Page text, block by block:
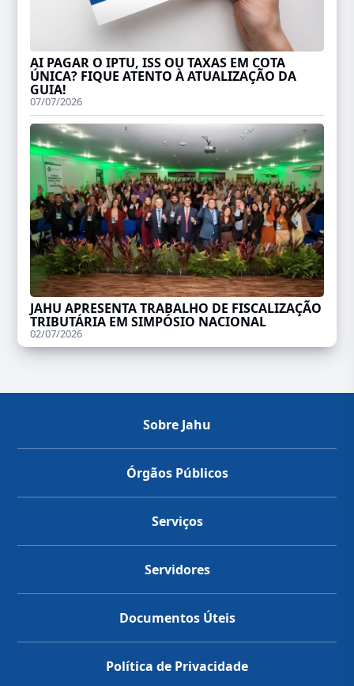
AI PAGAR O IPTU, ISS OU TAXAS EM COTA
ÚNICA? FIQUE ATENTO À ATUALIZAÇÃO DA
GUIA!
07/07/2026
JAHU APRESENTA TRABALHO DE FISCALIZAÇÃO
TRIBUTÁRIA EM SIMPÓSIO NACIONAL
02/07/2026
Sobre Jahu
Órgãos Públicos
Serviços
Servidores
Documentos Úteis
Política de Privacidade